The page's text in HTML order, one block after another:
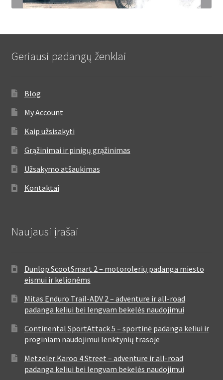
Geriausi padangų ženklai
Blog
My Account
Kaip užsisakyti
Grąžinimai ir pinigų grąžinimas
Užsakymo atšaukimas
Kontaktai
Naujausi įrašai
Dunlop ScootSmart 2 – motorolerių padanga miesto
eismui ir kelionėms
Mitas Enduro Trail-ADV 2 – adventure ir all-road
padanga keliui bei lengvam bekelės naudojimui
Continental SportAttack 5 – sportinė padanga keliui ir
proginiam naudojimui lenktynių trasoje
Metzeler Karoo 4 Street – adventure ir all-road
padanga keliui bei lengvam bekelės naudojimui